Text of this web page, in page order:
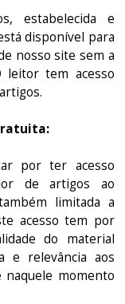
estabelecida e
disponível para
nosso site sem a
leitor tem acesso
por ter acesso
de artigos ao
limitada a
acesso tem por
do material
e relevância aos
momento